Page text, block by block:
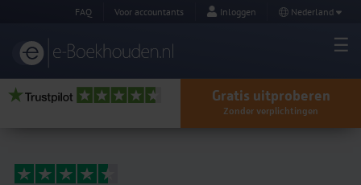
FAQ Voor accountants Inloggen Nederland
Gratis uitproberen
Zonder verplichtingen